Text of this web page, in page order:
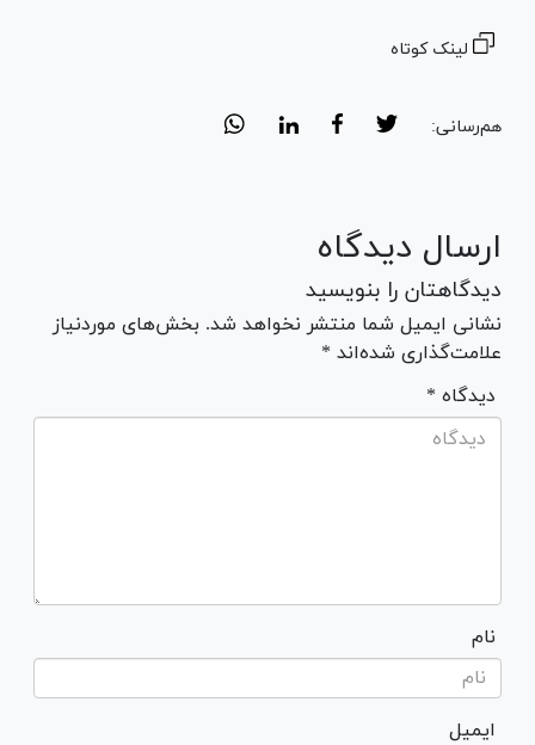
لینک کوتاه
هم‌رسانی:
ارسال دیدگاه
دیدگاهتان را بنویسید
نشانی ایمیل شما منتشر نخواهد شد. بخش‌های موردنیاز
علامت‌گذاری شده‌اند *
* دیدگاه
نام
ایمیل